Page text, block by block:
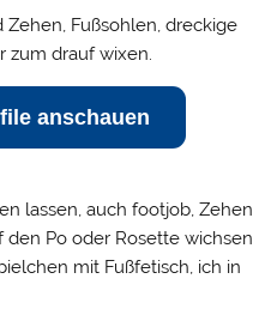
Zehen, Fußsohlen, dreckige
zum drauf wixen.
anschauen
lassen, auch footjob, Zehen
Po oder Rosette wichsen
mit Fußfetisch, ich in